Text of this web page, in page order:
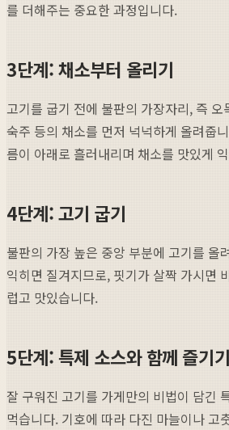
를 더해주는 중요한 과정입니다.
3단계: 채소부터 올리기
고기를 굽기 전에 불판의 가장자리, 즉
숙주 등의 채소를 먼저 넉넉하게 올려줍
름이 아래로 흘러내리며 채소를 맛있게
4단계: 고기 굽기
불판의 가장 높은 중앙 부분에 고기를 올
익히면 질겨지므로, 핏기가 살짝 가시면
럽고 맛있습니다.
5단계: 특제 소스와 함께 즐기기
잘 구워진 고기를 가게만의 비법이 담긴
먹습니다. 기호에 따라 다진 마늘이나 고